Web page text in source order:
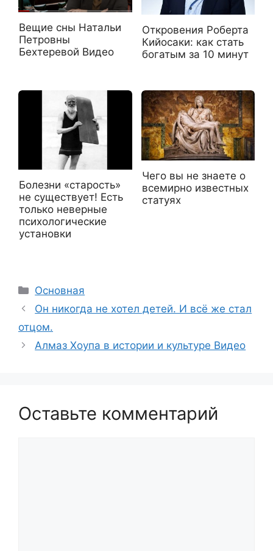
Вещие сны Натальи
Петровны
Бехтеревой Видео
Откровения Роберта
Кийосаки: как стать
богатым за 10 минут
Болезни «старость»
не существует! Есть
только неверные
психологические
установки
Чего вы не знаете о
всемирно известных
статуях
Рубрики
Основная
Он никогда не хотел детей. И всё же стал
отцом.
Алмаз Хоупа в истории и культуре Видео
Оставьте комментарий